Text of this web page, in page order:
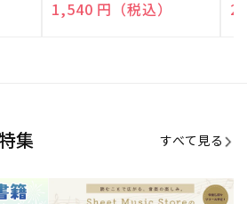
元:
通常価格
1,540 円（税込）
元:
集 すべて見る